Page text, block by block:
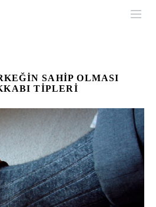
SAHIP OLMASI
TIPLERI